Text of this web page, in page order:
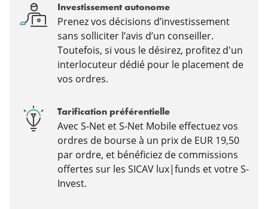
Investissement autonome
Prenez vos décisions d’investissement
sans solliciter l’avis d’un conseiller.
Toutefois, si vous le désirez, profitez d'un
interlocuteur dédié pour le placement de
vos ordres.
Tarification préférentielle
Avec S-Net et S-Net Mobile effectuez vos
ordres de bourse à un prix de EUR 19,50
par ordre, et bénéficiez de commissions
offertes sur les SICAV lux|funds et votre S-
Invest.